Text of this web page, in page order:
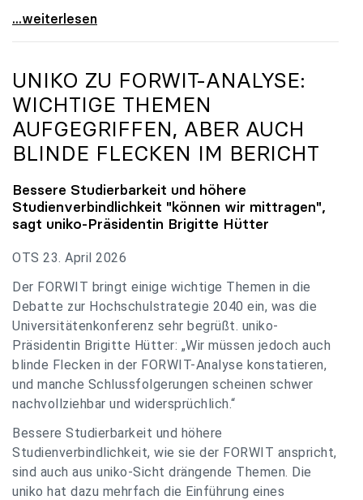
uniko zu Budgetverhandlungen: Universitäten sind
...weiterlesen
UNIKO ZU FORWIT-ANALYSE:
WICHTIGE THEMEN
AUFGEGRIFFEN, ABER AUCH
BLINDE FLECKEN IM BERICHT
Bessere Studierbarkeit und höhere
Studienverbindlichkeit "können wir mittragen",
sagt uniko-Präsidentin Brigitte Hütter
OTS 23. April 2026
Der FORWIT bringt einige wichtige Themen in die
Debatte zur Hochschulstrategie 2040 ein, was die
Universitätenkonferenz sehr begrüßt. uniko-
Präsidentin Brigitte Hütter: „Wir müssen jedoch auch
blinde Flecken in der FORWIT-Analyse konstatieren,
und manche Schlussfolgerungen scheinen schwer
nachvollziehbar und widersprüchlich.“
Bessere Studierbarkeit und höhere
Studienverbindlichkeit, wie sie der FORWIT anspricht,
sind auch aus uniko-Sicht drängende Themen. Die
uniko hat dazu mehrfach die Einführung eines